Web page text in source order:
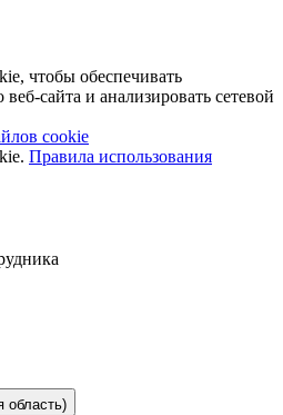
чтобы обеспечивать
сайта и анализировать сетевой
cookie
Правила использования
область)